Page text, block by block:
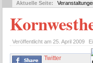
Aktuelle Seite:
Veröffentlicht am 25. April 2009
Twitter